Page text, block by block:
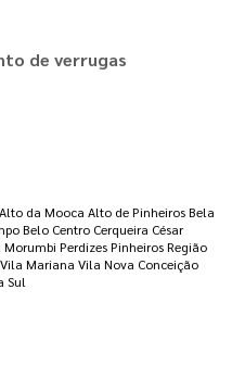
de verrugas
Alto da Mooca Alto de Pinheiros Bela
Belo Centro Cerqueira César
Morumbi Perdizes Pinheiros Região
Vila Mariana Vila Nova Conceição
Sul